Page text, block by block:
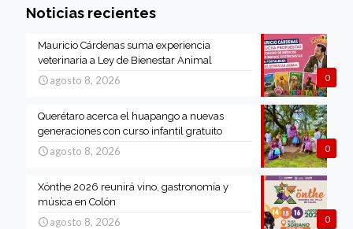
Noticias recientes
0
Mauricio Cárdenas suma experiencia
veterinaria a Ley de Bienestar Animal
agosto 8, 2026
0
Querétaro acerca el huapango a nuevas
generaciones con curso infantil gratuito
agosto 8, 2026
0
Xönthe 2026 reunirá vino, gastronomía y
música en Colón
agosto 8, 2026